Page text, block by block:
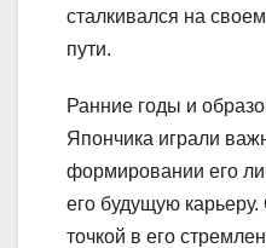
сталкивался на
пути.
Ранние годы и
Япончика играли
формировании его
его будущую
точкой в его